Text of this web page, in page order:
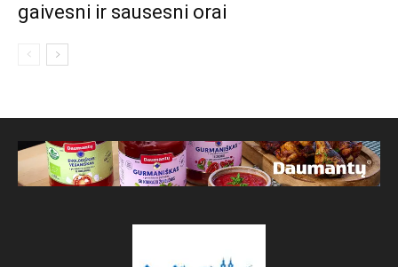
gaivesni ir sausesni orai